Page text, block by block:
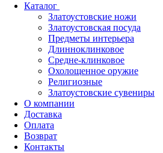
Каталог
Златоустовские ножи
Златоустовская посуда
Предметы интерьера
Длинноклинковое
Средне-клинковое
Охолощенное оружие
Религиозные
Златоустовские сувениры
О компании
Доставка
Оплата
Возврат
Контакты